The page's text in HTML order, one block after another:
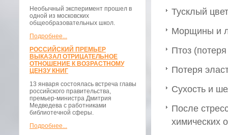
Необычный эксперимент прошел в
одной из московских
общеобразовательных школ.
Подробнее...
РОССИЙСКИЙ ПРЕМЬЕР
ВЫКАЗАЛ ОТРИЦАТЕЛЬНОЕ
ОТНОШЕНИЕ К ВОЗРАСТНОМУ
ЦЕНЗУ КНИГ
13 января состоялась встреча главы
российского правительства,
премьер-министра Дмитрия
Медведева с работниками
библиотечной сферы.
Подробнее...
Тусклый
Морщины и
Птоз
Потеря
Сухость и
После
химических